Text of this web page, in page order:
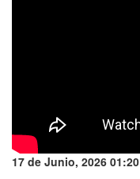
17 de Junio, 2026 01:20